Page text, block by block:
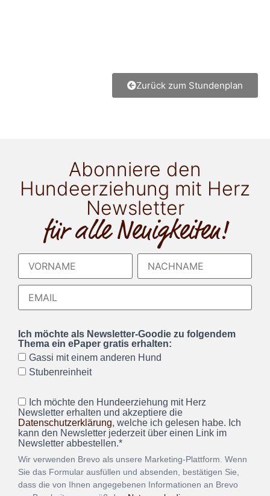
Zurück zum Stundenplan
Abonniere den
Hundeerziehung mit Herz
Newsletter
für alle Neuigkeiten!
Ich möchte als Newsletter-Goodie zu folgendem
Thema ein ePaper gratis erhalten:
Gassi mit einem anderen Hund
Stubenreinheit
Ich möchte den Hundeerziehung mit Herz
Newsletter erhalten und akzeptiere die
Datenschutzerklärung, welche ich gelesen habe. Ich
kann den Newsletter jederzeit über einen Link im
Newsletter abbestellen.*
Wir verwenden Brevo als unsere Marketing-Plattform. Wenn
Sie das Formular ausfüllen und absenden, bestätigen Sie,
dass die von Ihnen angegebenen Informationen an Brevo